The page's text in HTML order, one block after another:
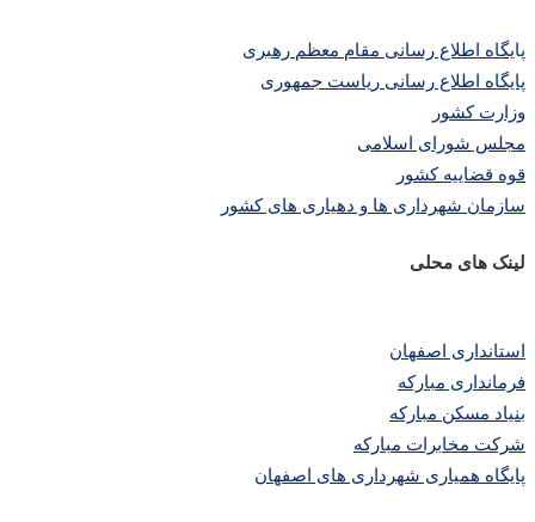
پایگاه اطلاع رسانی مقام معظم رهبری
پایگاه اطلاع رسانی ریاست جمهوری
وزارت کشور
مجلس شورای اسلامی
قوه قضاییه کشور
سازمان شهرداری ها و دهیاری های کشور
لینک های محلی
استانداری اصفهان
فرمانداری مبارکه
بنیاد مسکن مبارکه
شرکت مخابرات مبارکه
پایگاه همیاری شهرداری های اصفهان